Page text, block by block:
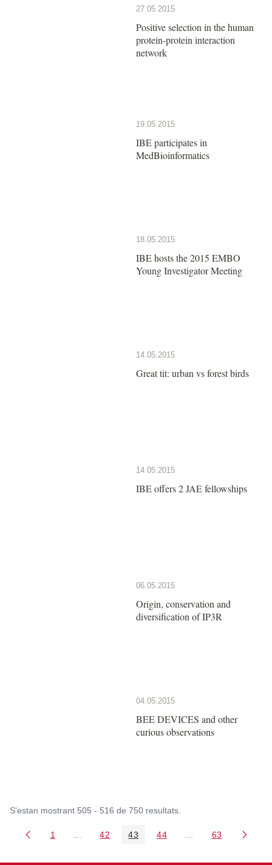
27.05.2015
Positive selection in the human
protein-protein interaction
network
19.05.2015
IBE participates in
MedBioinformatics
18.05.2015
IBE hosts the 2015 EMBO
Young Investigator Meeting
14.05.2015
Great tit: urban vs forest birds
14.05.2015
IBE offers 2 JAE fellowships
06.05.2015
Origin, conservation and
diversification of IP3R
04.05.2015
BEE DEVICES and other
curious observations
S'estan mostrant 505 - 516 de 750 resultats.
Pàgina
1 Pàgines intermèdies Utilitzeu TAB per navegar.
Pàgina
42 Pàgina
43 Pàgina
44 PàginesPàgina
63